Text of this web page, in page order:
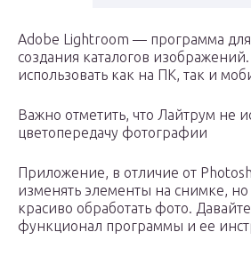
Adobe Lightroom — программа для
создания каталогов
использовать как на ПК, так и
Важно отметить, что Лайтрум не
цветопередачу фотографии
Приложение, в отличие от
изменять элементы на снимке, но
красиво обработать фото.
функционал программы и ее